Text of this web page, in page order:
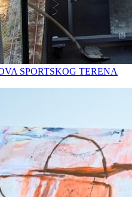
SPORTSKOG TERENA